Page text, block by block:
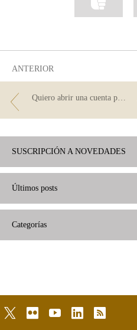
ANTERIOR
SUSCRIPCIÓN A NOVEDADES
Últimos posts
Categorías
twitterflickr youtubelinkedinrss